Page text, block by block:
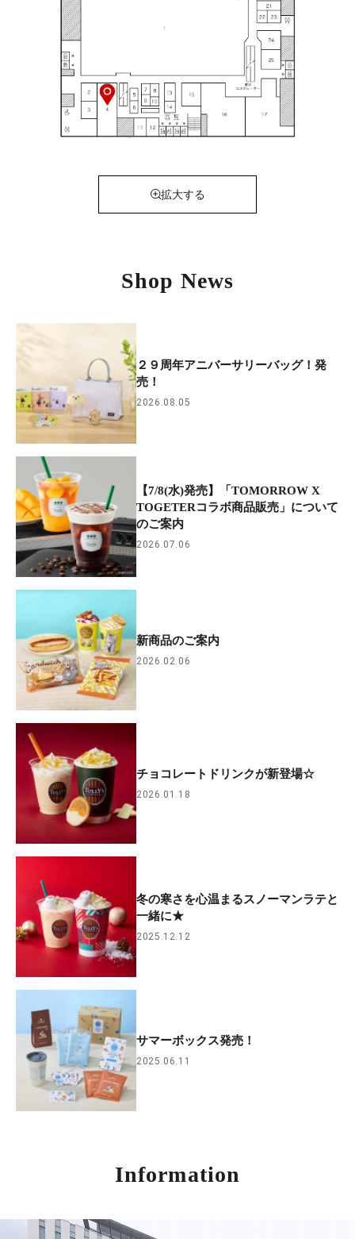
拡大する
Shop News
２９周年アニバーサリーバッグ！発
売！
2026.08.05
【7/8(水)発売】「TOMORROW X
TOGETERコラボ商品販売」について
のご案内
2026.07.06
新商品のご案内
2026.02.06
チョコレートドリンクが新登場☆
2026.01.18
冬の寒さを心温まるスノーマンラテと
一緒に★
2025.12.12
サマーボックス発売！
2025.06.11
Information